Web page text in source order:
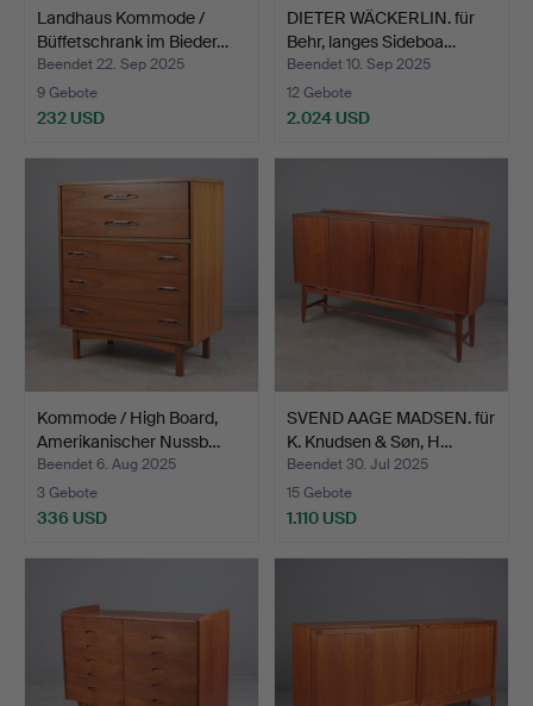
Landhaus Kommode /
Büffetschrank im Bieder…
Beendet 22. Sep 2025
9 Gebote
232 USD
DIETER WÄCKERLIN. für
Behr, langes Sideboa…
Beendet 10. Sep 2025
12 Gebote
2.024 USD
Kommode / High Board,
Amerikanischer Nussb…
Beendet 6. Aug 2025
3 Gebote
336 USD
SVEND AAGE MADSEN. für
K. Knudsen & Søn, H…
Beendet 30. Jul 2025
15 Gebote
1.110 USD